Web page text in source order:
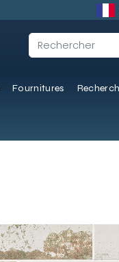
Fournitures